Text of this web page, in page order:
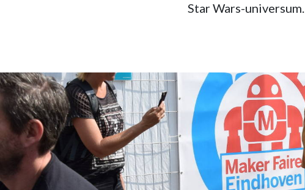
Star Wars-universum.